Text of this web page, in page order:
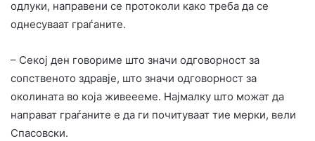
одлуки, направени се протоколи како треба да се
однесуваат граѓаните.
– Секој ден говориме што значи одговорност за
сопственото здравје, што значи одговорност за
околината во која живеееме. Најмалку што можат да
направат граѓаните е да ги почитуваат тие мерки, вели
Спасовски.